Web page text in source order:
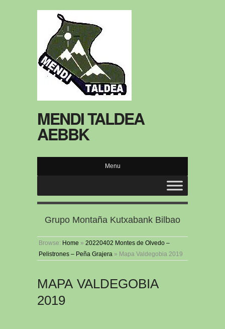
MENDI TALDEA
AEBBK
Menu
Grupo Montaña Kutxabank Bilbao
Browse: Home » 20220402 Montes de Olvedo –
Pelistrones – Peña Grajera » Mapa Valdegobia 2019
MAPA VALDEGOBIA
2019